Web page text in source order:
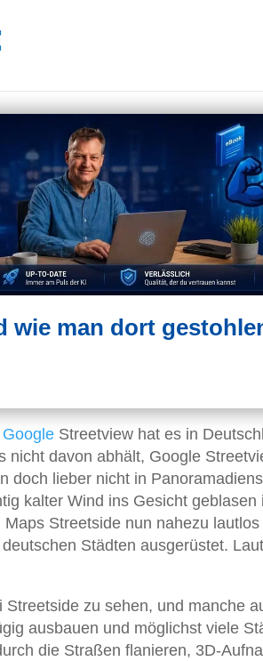
wie man dort
Google Streetview hat es in
nicht davon abhält, Google
doch lieber nicht in
kalter Wind ins Gesicht geblasen
Streetside nun nahezu
Städten ausgerüstet.
zu sehen, und manche
ausbauen und möglichst viele
die Straßen flanieren, 3D-